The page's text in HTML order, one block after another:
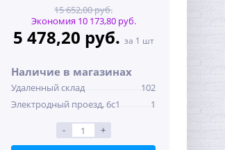
15 652,00 руб.
Экономия 10 173,80 руб.
5 478,20 руб. за 1 шт
Наличие в магазинах
Удаленный склад
102
Электродный проезд, 6с1
1
- +